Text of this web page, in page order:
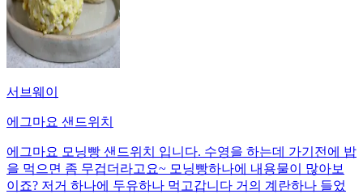
서브웨이
에그마요 샌드위치
에그마요 모닝빵 샌드위치 입니다. 수영을 하는데 가기전에 밥
을 먹으면 좀 무겁더라고요~ 모닝빵하나에 내용물이 많아보
이죠? 저거 하나에 두유하나 먹고갑니다 거의 계란하나 들었